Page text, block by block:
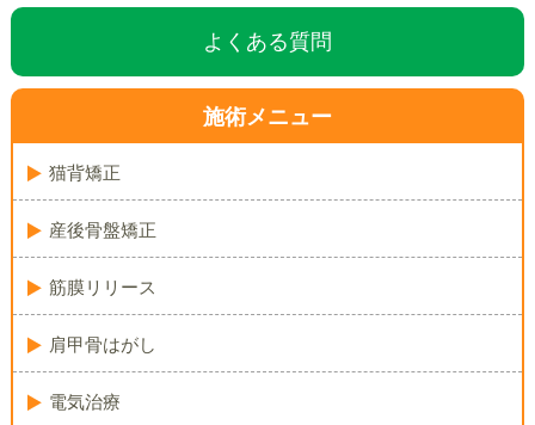
よくある質問
施術メニュー
猫背矯正
産後骨盤矯正
筋膜リリース
肩甲骨はがし
電気治療